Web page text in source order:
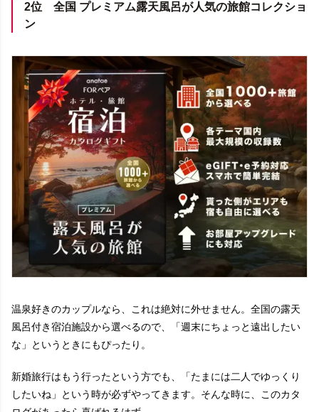
2位 全国 プレミアム露天風呂が人気の旅館コレクショ
ン
温泉好きのカップルなら、これは絶対に外せません。全国の露天
風呂付き宿泊施設から選べるので、「週末にちょっと遠出したい
な」というときにもぴったり。
新婚旅行はもう行ったという方でも、「たまには二人でゆっくり
したいね」という時が必ずやってきます。そんな時に、このカタ